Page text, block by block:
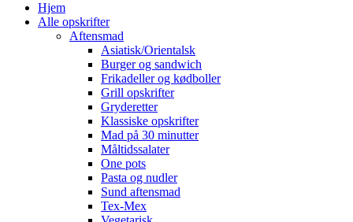
Hjem
Alle opskrifter
Aftensmad
Asiatisk/Orientalsk
Burger og sandwich
Frikadeller og kødboller
Grill opskrifter
Gryderetter
Klassiske opskrifter
Mad på 30 minutter
Måltidssalater
One pots
Pasta og nudler
Sund aftensmad
Tex-Mex